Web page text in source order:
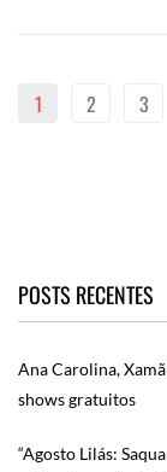
1 2 3
POSTS RECENTES
Ana Carolina,
shows gratuitos
“Agosto Lilás: